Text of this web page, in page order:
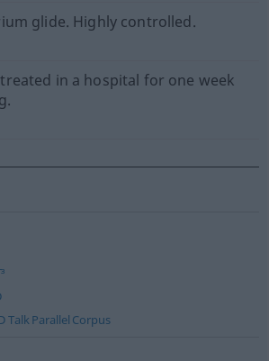
glide. Highly controlled.
in a hospital for one week
Talk Parallel Corpus